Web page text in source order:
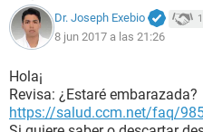
Dr. Joseph Exebio
8 jun 2017 a las 21:26
Hola¡
Revisa: ¿Estaré embarazada?
https://salud.ccm.net/faq/